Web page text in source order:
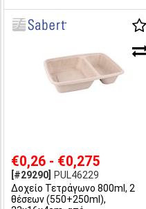
€0,26 - €0,275
[#29290]
PUL46229
Δοχείο Τετράγωνο 800ml, 2
θέσεων (550+250ml),